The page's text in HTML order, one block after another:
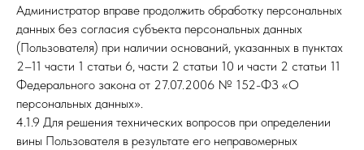
Администратор вправе продолжить обработку персональных
данных без согласия субъекта персональных данных
(Пользователя) при наличии оснований, указанных в пунктах
2–11 части 1 статьи 6, части 2 статьи 10 и части 2 статьи 11
Федерального закона от 27.07.2006 № 152-ФЗ «О
персональных данных».
4.1.9 Для решения технических вопросов при определении
вины Пользователя в результате его неправомерных